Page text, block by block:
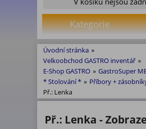
Kategorie
Úvodní stránka »
Velkoobchod GASTRO inventář »
E-Shop GASTRO » GastroSuper
* Stolování * » Příbory +
Př.: Lenka
Př.: Lenka -